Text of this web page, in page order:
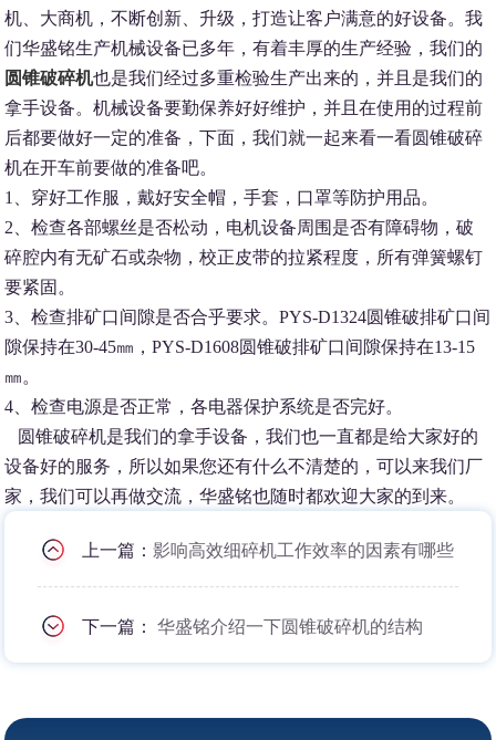
机、大商机，不断创新、升级，打造让客户满意的好设备。我
们华盛铭生产机械设备已多年，有着丰厚的生产经验，我们的
圆锥破碎机也是我们经过多重检验生产出来的，并且是我们的
拿手设备。机械设备要勤保养好好维护，并且在使用的过程前
后都要做好一定的准备，下面，我们就一起来看一看圆锥破碎
机在开车前要做的准备吧。
1、穿好工作服，戴好安全帽，手套，口罩等防护用品。
2、检查各部螺丝是否松动，电机设备周围是否有障碍物，破
碎腔内有无矿石或杂物，校正皮带的拉紧程度，所有弹簧螺钉
要紧固。
3、检查排矿口间隙是否合乎要求。PYS-D1324圆锥破排矿口间
隙保持在30-45㎜，PYS-D1608圆锥破排矿口间隙保持在13-15
㎜。
4、检查电源是否正常，各电器保护系统是否完好。
圆锥破碎机是我们的拿手设备，我们也一直都是给大家好的
设备好的服务，所以如果您还有什么不清楚的，可以来我们厂
家，我们可以再做交流，华盛铭也随时都欢迎大家的到来。
上一篇：影响高效细碎机工作效率的因素有哪些
下一篇：华盛铭介绍一下圆锥破碎机的结构